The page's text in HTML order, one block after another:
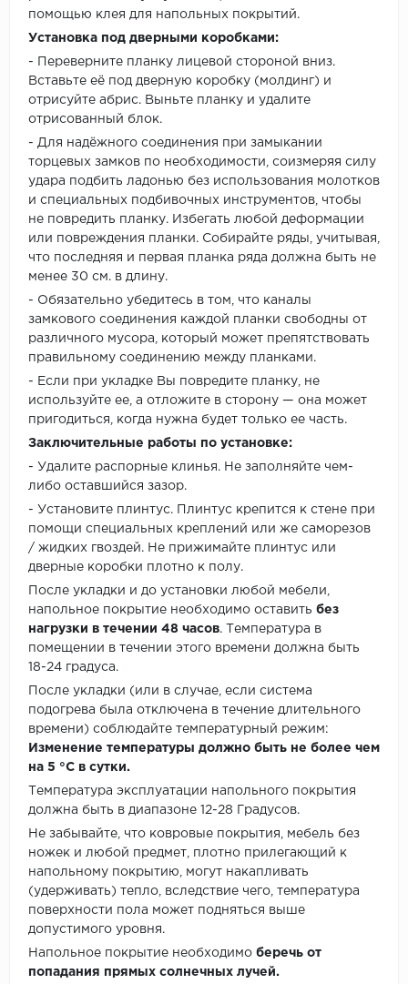
помощью клея для напольных покрытий.
Установка под дверными коробками:
- Переверните планку лицевой стороной вниз.
Вставьте её под дверную коробку (молдинг) и
отрисуйте абрис. Выньте планку и удалите
отрисованный блок.
- Для надёжного соединения при замыкании
торцевых замков по необходимости, соизмеряя силу
удара подбить ладонью без использования молотков
и специальных подбивочных инструментов, чтобы
не повредить планку. Избегать любой деформации
или повреждения планки. Собирайте ряды, учитывая,
что последняя и первая планка ряда должна быть не
менее 30 см. в длину.
- Обязательно убедитесь в том, что каналы
замкового соединения каждой планки свободны от
различного мусора, который может препятствовать
правильному соединению между планками.
- Если при укладке Вы повредите планку, не
используйте ее, а отложите в сторону — она может
пригодиться, когда нужна будет только ее часть.
Заключительные работы по установке:
- Удалите распорные клинья. Не заполняйте чем-
либо оставшийся зазор.
- Установите плинтус. Плинтус крепится к стене при
помощи специальных креплений или же саморезов
/ жидких гвоздей. Не прижимайте плинтус или
дверные коробки плотно к полу.
После укладки и до установки любой мебели,
напольное покрытие необходимо оставить без
нагрузки в течении 48 часов. Температура в
помещении в течении этого времени должна быть
18-24 градуса.
После укладки (или в случае, если система
подогрева была отключена в течение длительного
времени) соблюдайте температурный режим:
Изменение температуры должно быть не более чем
на 5 °C в сутки.
Температура эксплуатации напольного покрытия
должна быть в диапазоне 12-28 Градусов.
Не забывайте, что ковровые покрытия, мебель без
ножек и любой предмет, плотно прилегающий к
напольному покрытию, могут накапливать
(удерживать) тепло, вследствие чего, температура
поверхности пола может подняться выше
допустимого уровня.
Напольное покрытие необходимо беречь от
попадания прямых солнечных лучей.